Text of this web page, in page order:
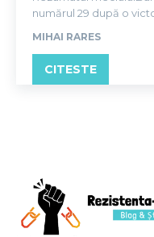
numărul 29 după o
MIHAI RARES
CITESTE